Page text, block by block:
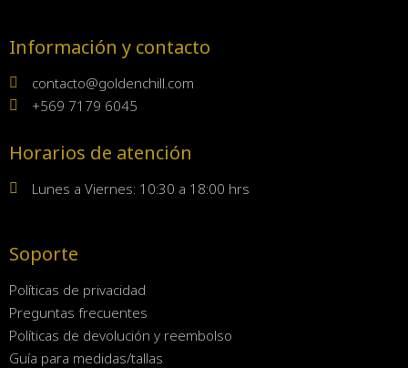
Información y contacto
contacto@goldenchill.com
+569 7179 6045
Horarios de atención
Lunes a Viernes: 10:30 a 18:00 hrs
Soporte
Políticas de privacidad
Preguntas frecuentes
Políticas de devolución y reembolso
Guía para medidas/tallas